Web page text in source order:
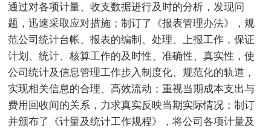
通过对各项计量、收支数据进行及时的分析，发现问
题，迅速采取应对措施；制订了《报表管理办法》，规
范公司统计台帐、报表的编制、处理、上报工作，保证
计划、统计、核算工作的及时性、准确性、真实性，使
公司统计及信息管理工作步入制度化、规范化的轨道，
实现相关信息的合理、高效流动；重视当期成本支出与
费用回收间的关系，力求真实反映当期实际情况；制订
并颁布了《计量及统计工作规程》，将公司各项计量及